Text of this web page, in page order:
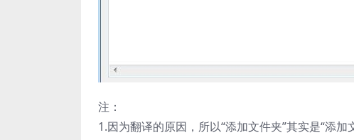
注：
1.因为翻译的原因，所以“添加文件夹”其实是“添